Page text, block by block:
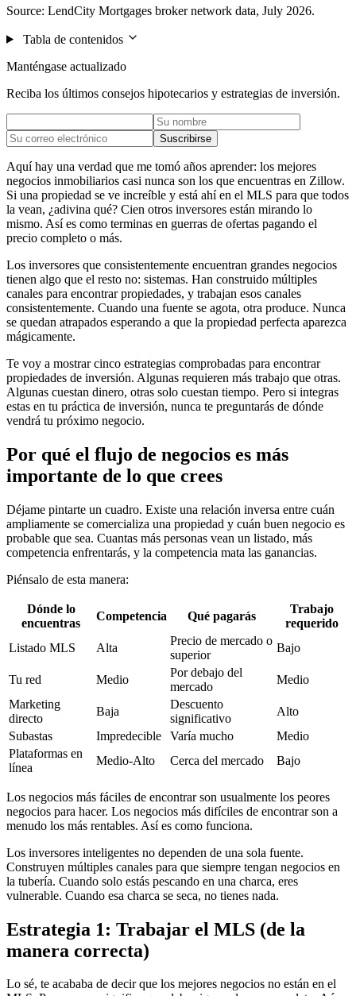
Source: LendCity Mortgages broker network data, July 2026.
Tabla de contenidos
Manténgase actualizado
Reciba los últimos consejos hipotecarios y estrategias de inversión.
Suscribirse
Aquí hay una verdad que me tomó años aprender: los mejores
negocios inmobiliarios casi nunca son los que encuentras en Zillow.
Si una propiedad se ve increíble y está ahí en el MLS para que todos
la vean, ¿adivina qué? Cien otros inversores están mirando lo
mismo. Así es como terminas en guerras de ofertas pagando el
precio completo o más.
Los inversores que consistentemente encuentran grandes negocios
tienen algo que el resto no: sistemas. Han construido múltiples
canales para encontrar propiedades, y trabajan esos canales
consistentemente. Cuando una fuente se agota, otra produce. Nunca
se quedan atrapados esperando a que la propiedad perfecta aparezca
mágicamente.
Te voy a mostrar cinco estrategias comprobadas para encontrar
propiedades de inversión. Algunas requieren más trabajo que otras.
Algunas cuestan dinero, otras solo cuestan tiempo. Pero si integras
estas en tu práctica de inversión, nunca te preguntarás de dónde
vendrá tu próximo negocio.
Por qué el flujo de negocios es más
importante de lo que crees
Déjame pintarte un cuadro. Existe una relación inversa entre cuán
ampliamente se comercializa una propiedad y cuán buen negocio es
probable que sea. Cuantas más personas vean un listado, más
competencia enfrentarás, y la competencia mata las ganancias.
Piénsalo de esta manera:
Dónde lo
encuentras
Competencia Qué pagarás
Trabajo
requerido
Listado MLS
Alta
Precio de mercado o
superior
Bajo
Tu red Medio
Por debajo del
mercado
Medio
Marketing
directo
Baja
Descuento
significativo
Alto
Subastas
Impredecible Varía mucho
Medio
Plataformas en
línea
Medio-Alto Cerca del mercado Bajo
Los negocios más fáciles de encontrar son usualmente los peores
negocios para hacer. Los negocios más difíciles de encontrar son a
menudo los más rentables. Así es como funciona.
Los inversores inteligentes no dependen de una sola fuente.
Construyen múltiples canales para que siempre tengan negocios en
la tubería. Cuando solo estás pescando en una charca, eres
vulnerable. Cuando esa charca se seca, no tienes nada.
Estrategia 1: Trabajar el MLS (de la
manera correcta)
Lo sé, te acababa de decir que los mejores negocios no están en el